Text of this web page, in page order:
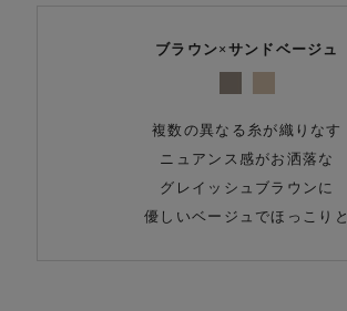
ブラウン×サンドベージュ
複数の異なる糸が織りなす
ニュアンス感がお洒落な
グレイッシュブラウンに
優しいベージュでほっこりと